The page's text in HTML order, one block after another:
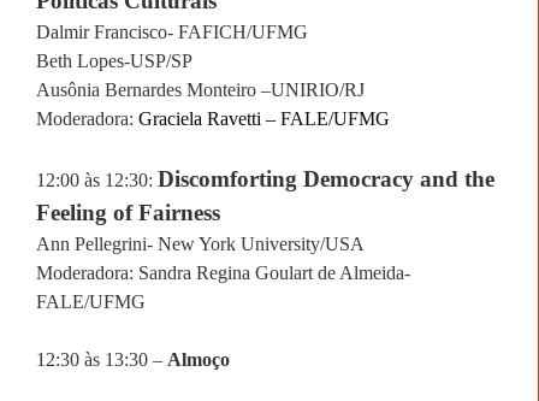
Dalmir Francisco- FAFICH/UFMG
Beth Lopes-USP/SP
Ausônia Bernardes Monteiro –UNIRIO/RJ
Moderadora: Graciela Ravetti – FALE/UFMG
12:00 às 12:30: Discomforting Democracy and the
Feeling of Fairness
Ann Pellegrini- New York University/USA
Moderadora: Sandra Regina Goulart de Almeida-
FALE/UFMG
12:30 às 13:30 – Almoço